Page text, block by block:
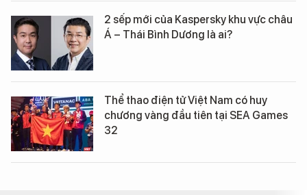
2 sếp mới của Kaspersky khu vực châu
Á – Thái Bình Dương là ai?
Thể thao điện tử Việt Nam có huy
chương vàng đầu tiên tại SEA Games
32